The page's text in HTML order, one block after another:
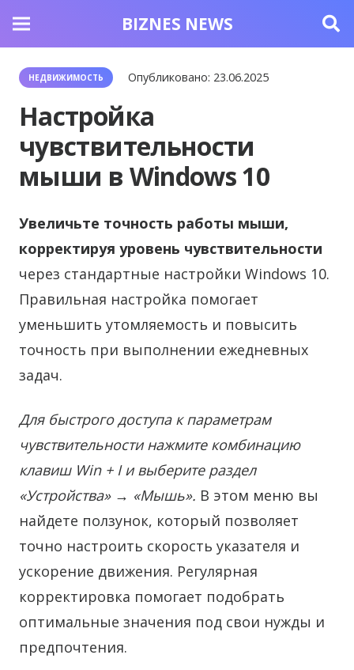
BIZNES NEWS
НЕДВИЖИМОСТЬ Опубликовано: 23.06.2025
Настройка
чувствительности
мыши в Windows 10
Увеличьте точность работы мыши,
корректируя уровень чувствительности
через стандартные настройки Windows 10.
Правильная настройка помогает
уменьшить утомляемость и повысить
точность при выполнении ежедневных
задач.
Для быстрого доступа к параметрам
чувствительности нажмите комбинацию
клавиш Win + I и выберите раздел
«Устройства» → «Мышь». В этом меню вы
найдете ползунок, который позволяет
точно настроить скорость указателя и
ускорение движения. Регулярная
корректировка помогает подобрать
оптимальные значения под свои нужды и
предпочтения.